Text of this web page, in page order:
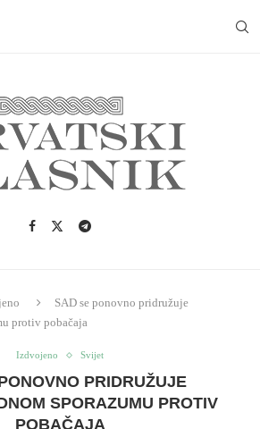
SAD se ponovno pridružuje
protiv pobačaja
Izdvojeno Svijet
PRIDRUŽUJE
SPORAZUMU PROTIV
POBAČAJA